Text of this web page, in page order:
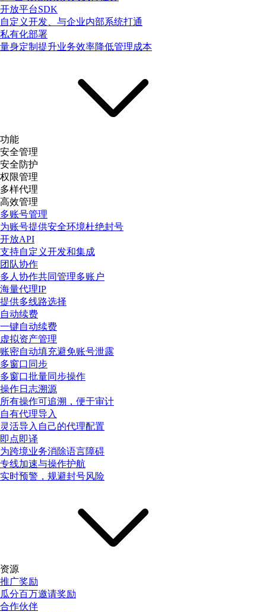
开放平台SDK
自定义开发、与企业内部系统打通
私有化部署
量身定制提升业务效率降低管理成本
功能
安全管理
安全防护
权限管理
多样代理
高效管理
多账号管理
为账号提供安全环境杜绝封号
开放API
支持自定义开发和集成
团队协作
多人协作共同管理多账户
海量代理IP
提供多线路选择
自动续费
一键自动续费
虚拟资产管理
账密自动填充避免账号泄露
多窗口同步
多窗口批量同步操作
操作日志溯源
所有操作可追溯，便于审计
自有代理导入
灵活导入自己的代理配置
即点即译
为跨境业务消除语言障碍
专线加速与操作护航
实时预警，规避封号风险
资源
推广奖励
瓜分百万邀请奖励
合作伙伴